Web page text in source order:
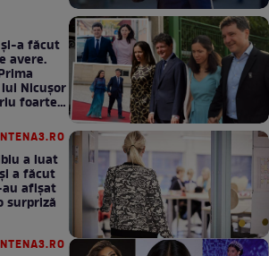
a făcut
avere.
Nicușor
foarte
a luat
a făcut
afișat
surpriză